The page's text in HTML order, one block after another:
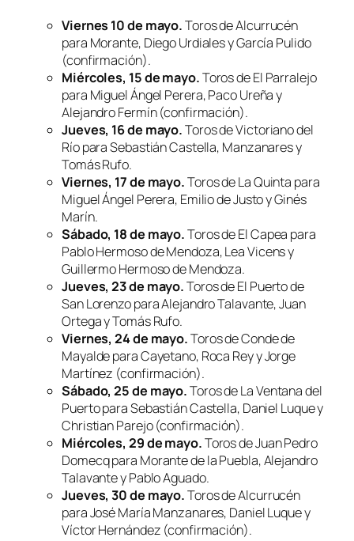
Viernes 10 de mayo.Toros de Alcurrucén
para Morante, Diego Urdiales y García Pulido
(confirmación).
Miércoles, 15 de mayo.Toros de El Parralejo
para Miguel Ángel Perera, Paco Ureña y
Alejandro Fermín (confirmación).
Jueves, 16 de mayo.Toros de Victoriano del
Río para Sebastián Castella, Manzanares y
Tomás Rufo.
Viernes, 17 de mayo.Toros de La Quinta para
Miguel Ángel Perera, Emilio de Justo y Ginés
Marín.
Sábado, 18 de mayo.Toros de El Capea para
Pablo Hermoso de Mendoza, Lea Vicens y
Guillermo Hermoso de Mendoza.
Jueves, 23 de mayo.Toros de El Puerto de
San Lorenzo para Alejandro Talavante, Juan
Ortega y Tomás Rufo.
Viernes, 24 de mayo.Toros de Conde de
Mayalde para Cayetano, Roca Rey y Jorge
Martínez (confirmación).
Sábado, 25 de mayo.Toros de La Ventana del
Puerto para Sebastián Castella, Daniel Luque y
Christian Parejo (confirmación).
Miércoles, 29 de mayo.Toros de Juan Pedro
Domecq para Morante de la Puebla, Alejandro
Talavante y Pablo Aguado.
Jueves, 30 de mayo.Toros de Alcurrucén
para José María Manzanares, Daniel Luque y
Víctor Hernández (confirmación).